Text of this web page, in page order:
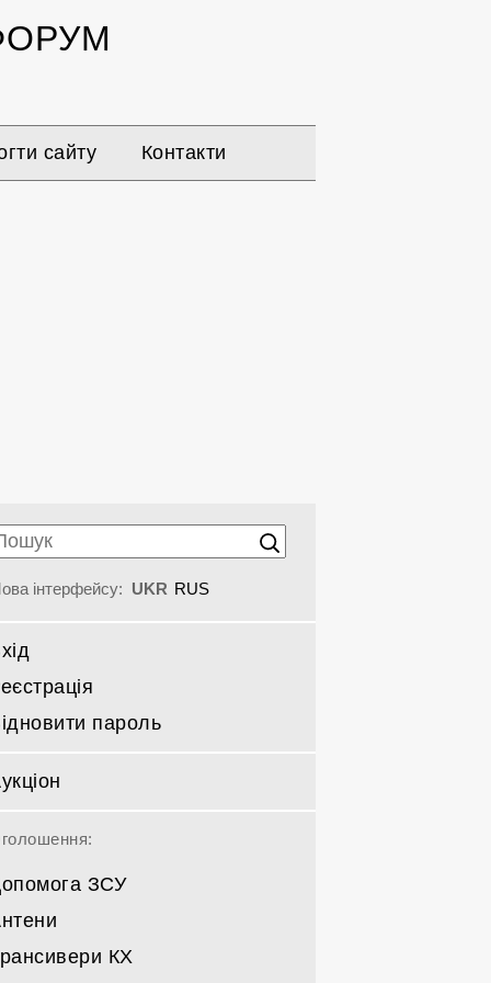
сайту Контакти
інтерфейсу: UKR RUS
пароль
ЗСУ
Спрямовані КВ
КХ